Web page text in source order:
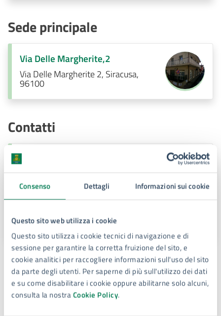
Consenso Dettagli Informazioni sui cookie
Questo sito web utilizza i cookie
Questo sito utilizza i cookie tecnici di navigazione e di
sessione per garantire la corretta fruizione del sito, e
cookie analitici per raccogliere informazioni sull'uso del sito
da parte degli utenti. Per saperne di più sull'utilizzo dei dati
e su come disabilitare i cookie oppure abilitarne solo alcuni,
consulta la nostraCookie Policy.
Sede principale
Via Delle Margherite,2
Via Delle Margherite 2, Siracusa,
96100
Contatti
Circoscrizione Cassibile
Telefono:
3402247659
circoscrizionecassibile@comune.siracusa.it
circoscrizione.cassibile@comune.siracusa.legalmail.it
Ulteriori informazioni
Orario ricevimento:
L'ufficio riceve dal lunedì al venerdì dalle ore 8,30 alle